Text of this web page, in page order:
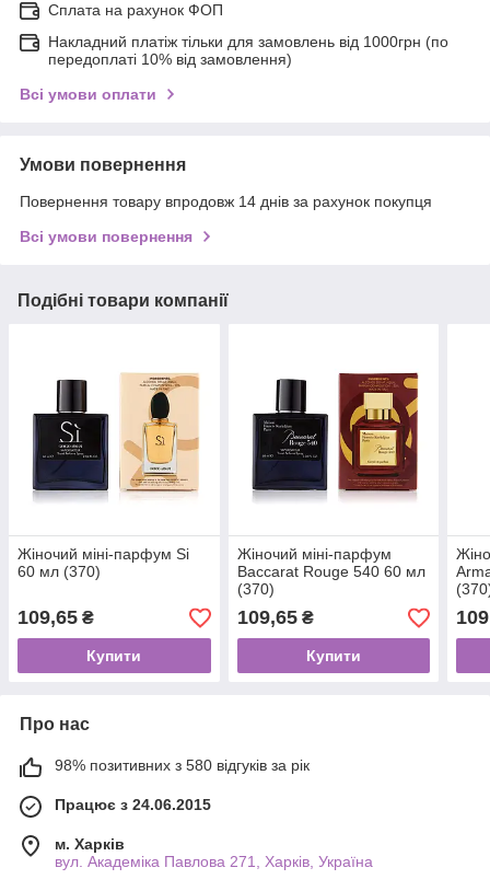
Сплата на рахунок ФОП
Накладний платіж тільки для замовлень від 1000грн (по
передоплаті 10% від замовлення)
Всі умови оплати
Умови повернення
Повернення товару впродовж 14 днів за рахунок покупця
Всі умови повернення
Подібні товари компанії
Жіночий міні-парфум Si
60 мл (370)
109,65 ₴
Купити
Жіночий міні-парфум
Baccarat Rouge 540 60 мл
(370)
109,65₴
Купити
Про нас
98% позитивних з 580 відгуків за рік
Працює з 24.06.2015
м. Харків
вул. Академіка Павлова 271, Харків, Україна